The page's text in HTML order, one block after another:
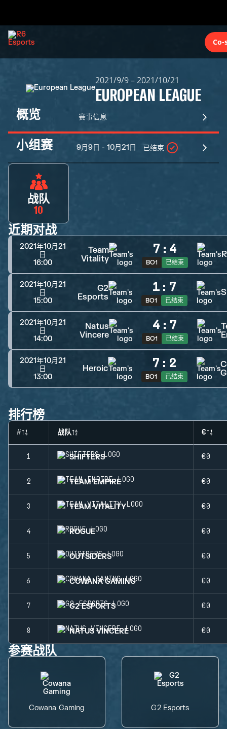
2021/9/9 – 2021/10/21
EUROPEAN LEAGUE
概览 赛事信息
小组赛 9月9日 - 10月21日 已结束
战队
10
近期对战
2021年10月21
日
16:00
Team
Vitality
7 : 4
BO1 已结束
2021年10月21
日
15:00
G2
Esports
1 : 7
BO1 已结束
2021年10月21
日
14:00
Natus
Vincere
4 : 7
BO1 已结束
2021年10月21
日
13:00
Heroic 7 : 2
BO1 已结束
排行榜
# 战队 €
1 SHIFTERS €0
2 TEAM EMPIRE €0
3 TEAM VITALITY €0
4 ROGUE €0
5 OUTSIDERS €0
6 COWANA GAMING €0
7 G2 ESPORTS €0
8 NATUS VINCERE €0
参赛战队
Cowana Gaming G2 Esports